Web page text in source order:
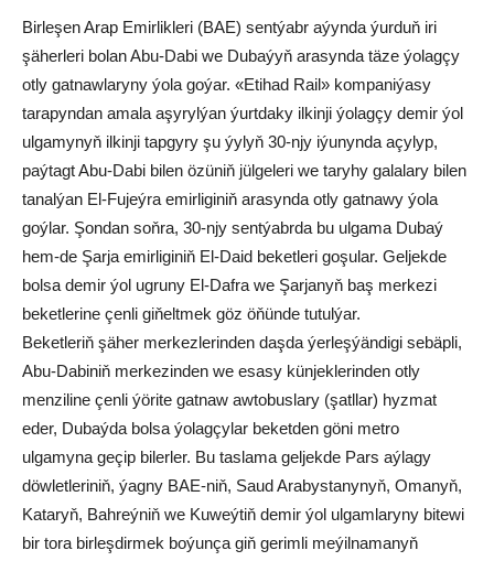
Birleşen Arap Emirlikleri (BAE) sentýabr aýynda ýurduň iri
şäherleri bolan Abu-Dabi we Dubaýyň arasynda täze ýolagçy
otly gatnawlaryny ýola goýar. «Etihad Rail» kompaniýasy
tarapyndan amala aşyrylýan ýurtdaky ilkinji ýolagçy demir ýol
ulgamynyň ilkinji tapgyry şu ýylyň 30-njy iýunynda açylyp,
paýtagt Abu-Dabi bilen özüniň jülgeleri we taryhy galalary bilen
tanalýan El-Fujeýra emirliginiň arasynda otly gatnawy ýola
goýlar. Şondan soňra, 30-njy sentýabrda bu ulgama Dubaý
hem-de Şarja emirliginiň El-Daid beketleri goşular. Geljekde
bolsa demir ýol ugruny El-Dafra we Şarjanyň baş merkezi
beketlerine çenli giňeltmek göz öňünde tutulýar.
Beketleriň şäher merkezlerinden daşda ýerleşýändigi sebäpli,
Abu-Dabiniň merkezinden we esasy künjeklerinden otly
menziline çenli ýörite gatnaw awtobuslary (şatllar) hyzmat
eder, Dubaýda bolsa ýolagçylar beketden göni metro
ulgamyna geçip bilerler. Bu taslama geljekde Pars aýlagy
döwletleriniň, ýagny BAE-niň, Saud Arabystanynyň, Omanyň,
Kataryň, Bahreýniň we Kuweýtiň demir ýol ulgamlaryny bitewi
bir tora birleşdirmek boýunça giň gerimli meýilnamanyň